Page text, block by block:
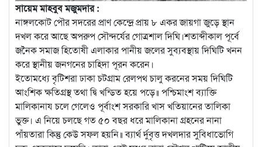
সায়েম মাহবুব মজুমদার :
নাঙ্গলকোট পৌর সদরের প্রাণ কেন্দ্রে প্রায় ৮ একর জায়গা জুড়ে স্থান
দখল করে আছে অপরুপ সৌন্দর্যের গোত্রশাল দিঘি।শতাব্দীকাল পূর্বে
জনৈক সমাজ হিতোষী এলাকার পানীয় জলের সুব্যবস্থায় দিঘিটি খনন
করে স্থানীয় জনগনের চাহিদা পূরন করেন।
ইতোমধ্যে বৃটিশরা ঢাকা চট্গ্রাম রেলপথ চালু করনের সময় দিঘিটি
আংশিক ক্ষতিগ্রস্থ তথা দ্বি খন্ডিত হয়ে পড়ে॥ পশ্চিমাংশ ব্যাক্তি
মালিকানায চলে গেলেও পূর্বাংশ সরকারি খাস খতিয়ানের তালিকা
ভুক্ত। এ নিয়ে চলছে গত ৫০ বছর ধরে মালিকানা গ্রহনের নানা
পাঁয়তারা কিন্তু কেউ সফল হয়নি॥ ব্যার্থ র্দুবৃত্ত দখলদার সুবিধাভোগি